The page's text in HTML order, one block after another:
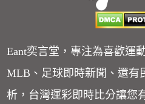
Eant奕言堂，專注為喜歡運
MLB、足球即時新聞、還有
析，台灣運彩即時比分讓您